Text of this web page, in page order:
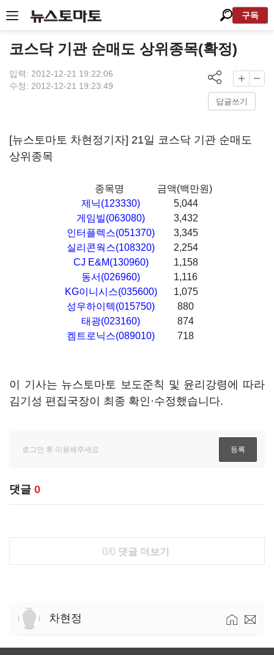
구독
코스닥 기관 순매도 상위종목(확정)
입력: 2012-12-21 19:22:06
수정: 2012-12-21 19:23:49
답글쓰기
[뉴스토마토 차현정기자] 21일 코스닥 기관 순매도
상위종목
종목명
금액(백만원)
제닉(123330)
5,044
게임빌(063080)
3,432
인터플렉스(051370)
3,345
실리콘웍스(108320)
2,254
CJ E&M(130960)
1,158
동서(026960)
1,116
KG이니시스(035600)
1,075
성우하이텍(015750)
880
태광(023160)
874
켐트로닉스(089010)
718
이 기사는 뉴스토마토 보도준칙 및 윤리강령에 따라
김기성 편집국장이 최종 확인·수정했습니다.
댓글 0
0/0 댓글 더보기
차현정